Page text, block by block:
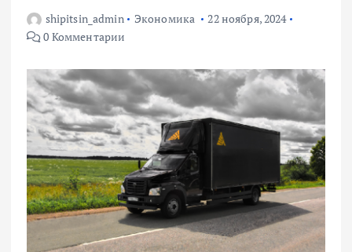
shipitsin_admin Экономика
22 ноября, 2024
0 Комментарии